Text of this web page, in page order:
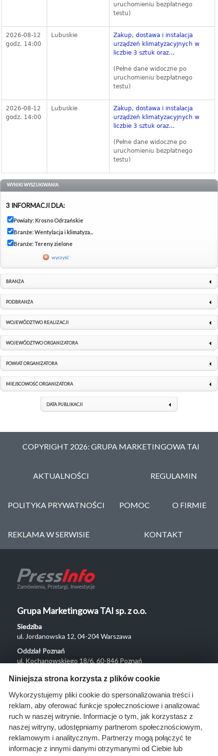
uruchomieniu bezpłatnego
testu)
2026-08-12
godz. 14:00
Lubuskie
Zakup, dostawa i instalacja
urządzeń klimatyzacyjnych w
liczbie 3 sztuk oraz...
(Pełne dane widoczne po
uruchomieniu bezpłatnego
testu)
2026-08-12
godz. 14:00
Lubuskie
Zakup, dostawa i instalacja
urządzeń klimatyzacyjnych w
liczbie 3 sztuk oraz...
(Pełne dane widoczne po
uruchomieniu bezpłatnego
testu)
WYNIKI WYSZUKIWANIA
3 INFORMACJI DLA:
Powiaty: Krosno Odrzańskie
Branże: Wentylacja i klimatyza...
Branże: Tereny zielone
wyczyść
BRANŻA
PODBRANŻA
WOJEWÓDZTWO REALIZACJI
WOJEWÓDZTWO ORGANIZATORA
POWIAT ORGANIZATORA
MIEJSCOWOŚĆ ORGANIZATORA
DATA PUBLIKACJI
COPYRIGHT 2026: GRUPA MARKETINGOWA TAI
AKTUALNOŚCI REGULAMIN
POLITYKA PRYWATNOŚCI POMOC O FIRMIE
REKLAMA W SERWISIE KONTAKT
Grupa Marketingowa TAI sp. z o.o.
Siedziba
ul. Jordanowska 12, 04-204 Warszawa
Oddział Poznań
ul. Kochanowskiego 18/6, 60-846 Poznań
Menu
O nas
Rozwiązania
Monitoring
przetargów
Niniejsza strona korzysta z plików cookie
Wykorzystujemy pliki cookie do spersonalizowania treści i
reklam, aby oferować funkcje społecznościowe i analizować
ruch w naszej witrynie. Informacje o tym, jak korzystasz z
naszej witryny, udostępniamy partnerom społecznościowym,
reklamowym i analitycznym. Partnerzy mogą połączyć te
informacje z innymi danymi otrzymanymi od Ciebie lub